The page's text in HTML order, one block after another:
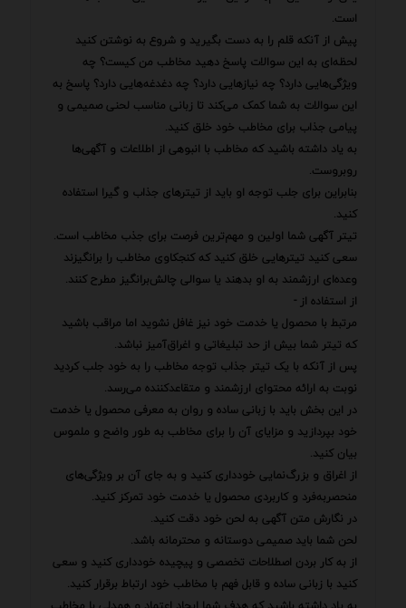
است.
پیش از آنکه قلم را به دست بگیرید و شروع به نوشتن کنید
لحظه‌ای به این سوالات پاسخ دهید مخاطب من کیست؟ چه
ویژگی‌هایی دارد؟ چه نیازهایی دارد؟ چه دغدغه‌هایی دارد؟ پاسخ به
این سوالات به شما کمک می‌کند تا زبانی مناسب لحنی صمیمی و
پیامی جذاب برای مخاطب خود خلق کنید.
به یاد داشته باشید که مخاطب با انبوهی از اطلاعات و آگهی‌ها
روبروست.
بنابراین برای جلب توجه او باید از تیترهای جذاب و گیرا استفاده
کنید.
تیتر آگهی شما اولین و مهم‌ترین فرصت برای جذب مخاطب است.
سعی کنید تیترهایی خلق کنید که کنجکاوی مخاطب را برانگیزند
وعده‌ای ارزشمند به او بدهند یا سوالی چالش‌برانگیز مطرح کنند.
از استفاده از -
مرتبط با محصول یا خدمت خود نیز غافل نشوید اما مراقب باشید
که تیتر شما بیش از حد تبلیغاتی و اغراق‌آمیز نباشد.
پس از آنکه با یک تیتر جذاب توجه مخاطب را به خود جلب کردید
نوبت به ارائه محتوای ارزشمند و متقاعدکننده می‌رسد.
در این بخش باید با زبانی ساده و روان به معرفی محصول یا خدمت
خود بپردازید و مزایای آن را برای مخاطب به طور واضح و ملموس
بیان کنید.
از اغراق و بزرگ‌نمایی خودداری کنید و به جای آن بر ویژگی‌های
منحصربه‌فرد و کاربردی محصول یا خدمت خود تمرکز کنید.
در نگارش متن آگهی به لحن خود دقت کنید.
لحن شما باید صمیمی دوستانه و محترمانه باشد.
از به کار بردن اصطلاحات تخصصی و پیچیده خودداری کنید و سعی
کنید با زبانی ساده و قابل فهم با مخاطب خود ارتباط برقرار کنید.